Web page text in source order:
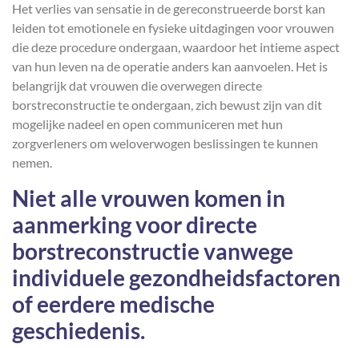
Het verlies van sensatie in de gereconstrueerde borst kan
leiden tot emotionele en fysieke uitdagingen voor vrouwen
die deze procedure ondergaan, waardoor het intieme aspect
van hun leven na de operatie anders kan aanvoelen. Het is
belangrijk dat vrouwen die overwegen directe
borstreconstructie te ondergaan, zich bewust zijn van dit
mogelijke nadeel en open communiceren met hun
zorgverleners om weloverwogen beslissingen te kunnen
nemen.
Niet alle vrouwen komen in
aanmerking voor directe
borstreconstructie vanwege
individuele gezondheidsfactoren
of eerdere medische
geschiedenis.